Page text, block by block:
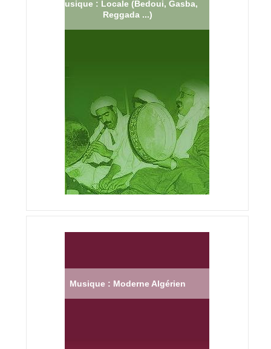
Musique : Locale (Bedoui, Gasba,
Reggada ...)
Musique : Moderne Algérien